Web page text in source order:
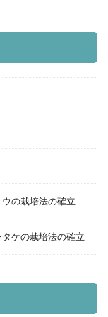
の栽培法の確立
ケの栽培法の確立